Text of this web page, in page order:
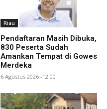
Riau
Pendaftaran Masih Dibuka,
830 Peserta Sudah
Amankan Tempat di Gowes
Merdeka
6 Agustus 2026 -12:00